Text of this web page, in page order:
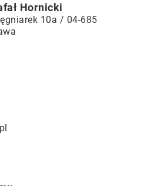
Hornicki
10a / 04-685